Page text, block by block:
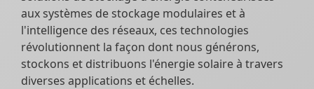
aux systèmes de stockage modulaires et à
l'intelligence des réseaux, ces technologies
révolutionnent la façon dont nous générons,
stockons et distribuons l'énergie solaire à travers
diverses applications et échelles.